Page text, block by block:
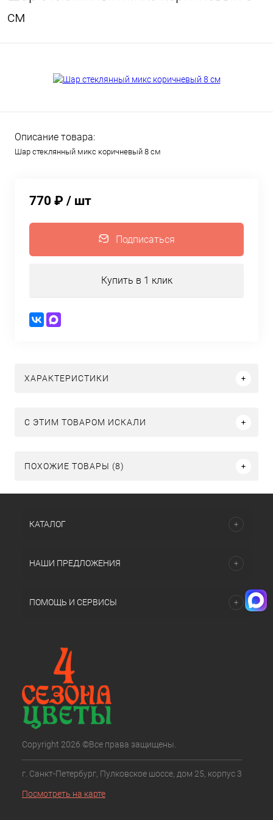
см
Описание товара:
Шар стеклянный микс коричневый 8 см
770 ₽ / шт
Подписаться
Купить в 1 клик
ХАРАКТЕРИСТИКИ
C ЭТИМ ТОВАРОМ ИСКАЛИ
ПОХОЖИЕ ТОВАРЫ (8)
КАТАЛОГ
НАШИ ПРЕДЛОЖЕНИЯ
ПОМОЩЬ И СЕРВИСЫ
Copyright 2026 ©Все права защищены.
г. Санкт-Петербург, Пулковское шоссе, дом 25, корпус 3
Посмотреть на карте